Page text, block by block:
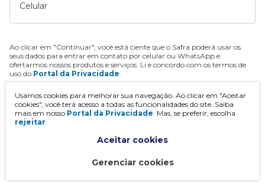
Celular
Ao clicar em "Continuar", você está ciente que o Safra poderá usar os
seus dados para entrar em contato por celular ou WhatsApp e
ofertarmos nossos produtos e serviços. Li e concordo com os termos de
uso do Portal da Privacidade.
Continuar
Usamos cookies para melhorar sua navegação. Ao clicar em "Aceitar
cookies", você terá acesso a todas as funcionalidades do site. Saiba
mais em nosso Portal da Privacidade. Mas, se preferir, escolha
rejeitar.
Aceitar cookies
Gerenciar cookies